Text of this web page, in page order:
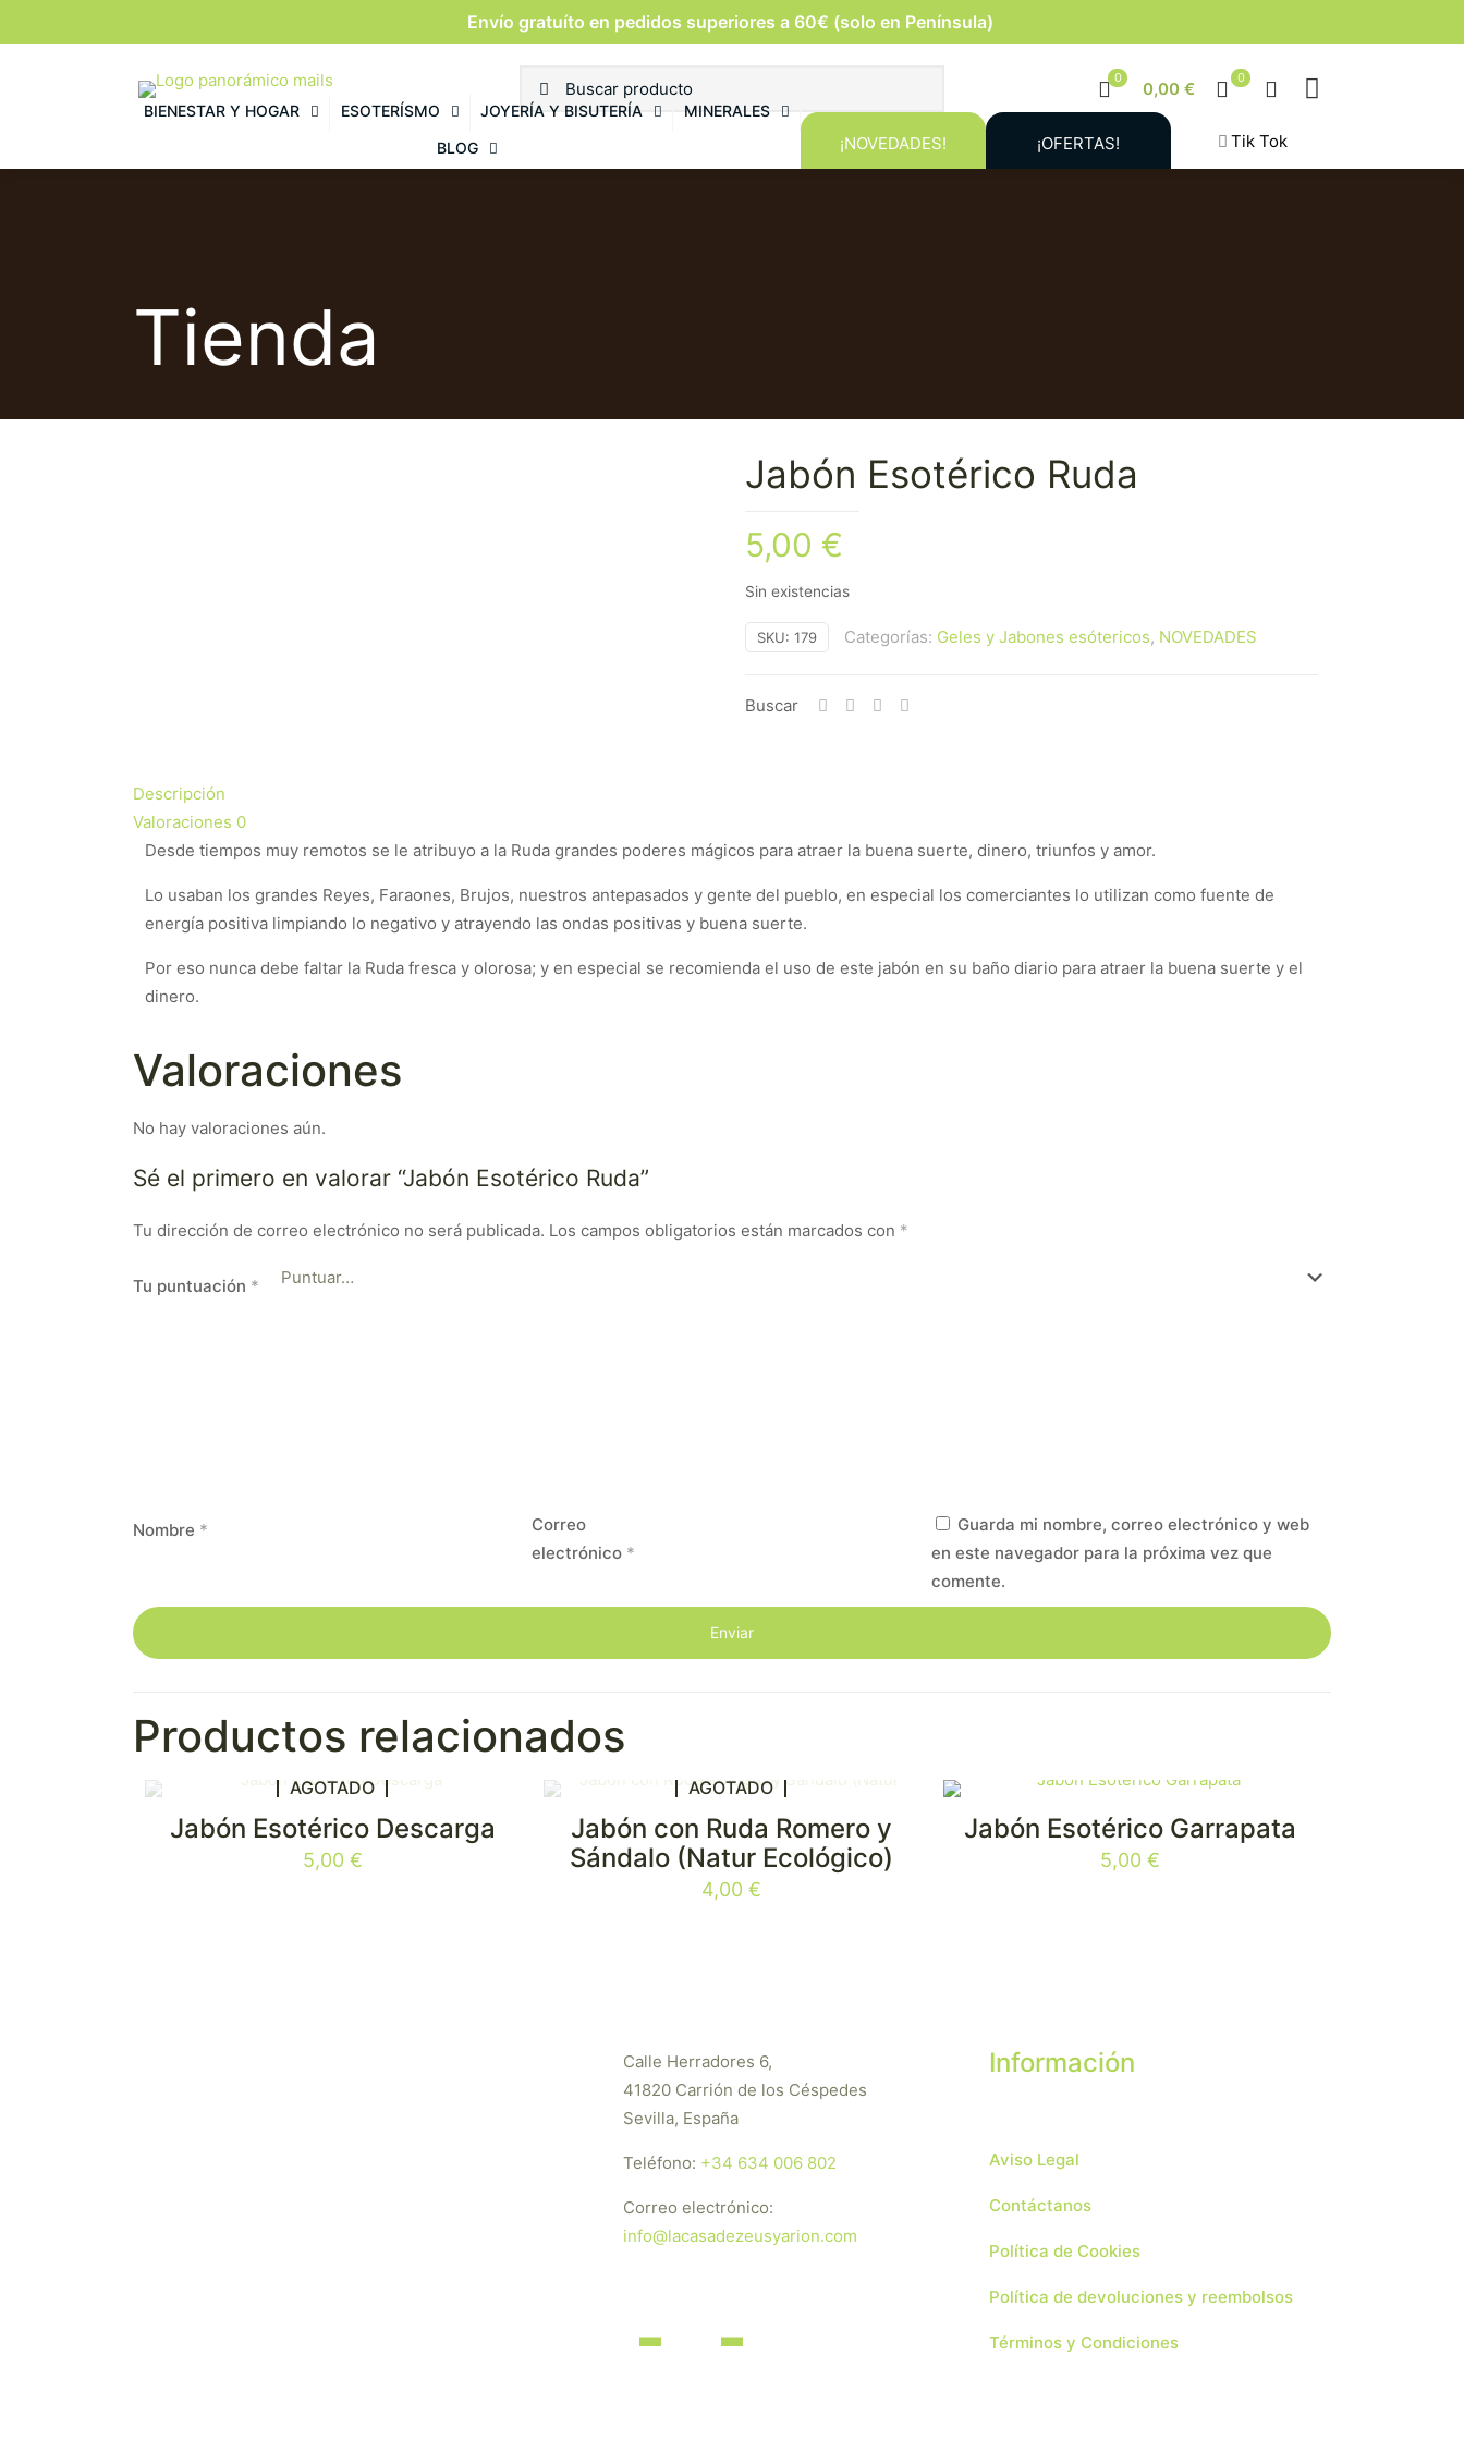
Envío gratuíto en pedidos superiores a 60€ (solo en Península)
0
0,00 €
0
BIENESTAR Y HOGAR ESOTERÍSMO JOYERÍA Y BISUTERÍA
MINERALES
BLOG
¡NOVEDADES! ¡OFERTAS! Tik Tok
Tienda
Jabón Esotérico Ruda
5,00 €
Sin existencias
SKU: 179 Categorías: Geles y Jabones esótericos, NOVEDADES
Buscar
Descripción
Valoraciones 0
Desde tiempos muy remotos se le atribuyo a la Ruda grandes poderes mágicos para atraer la buena suerte, dinero, triunfos y amor.
Lo usaban los grandes Reyes, Faraones, Brujos, nuestros antepasados y gente del pueblo, en especial los comerciantes lo utilizan como fuente de
energía positiva limpiando lo negativo y atrayendo las ondas positivas y buena suerte.
Por eso nunca debe faltar la Ruda fresca y olorosa; y en especial se recomienda el uso de este jabón en su baño diario para atraer la buena suerte y el
dinero.
Valoraciones
No hay valoraciones aún.
Sé el primero en valorar “Jabón Esotérico Ruda”
Tu dirección de correo electrónico no será publicada. Los campos obligatorios están marcados con *
Tu puntuación *
Nombre *
Correo
electrónico *
Guarda mi nombre, correo electrónico y web
en este navegador para la próxima vez que
comente.
Productos relacionados
AGOTADO
Jabón Esotérico Descarga
5,00 €
AGOTADO
Jabón con Ruda Romero y
Sándalo (Natur Ecológico)
4,00 €
Jabón Esotérico Garrapata
5,00€
Calle Herradores 6,
41820 Carrión de los Céspedes
Sevilla, España
Teléfono: +34 634 006 802
Correo electrónico:
info@lacasadezeusyarion.com
Información
Aviso Legal
Contáctanos
Política de Cookies
Política de devoluciones y reembolsos
Términos y Condiciones